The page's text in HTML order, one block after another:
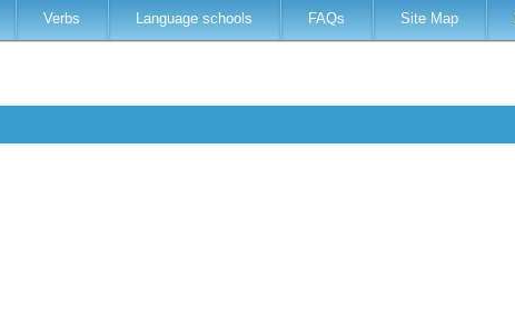
Verbs Language schools FAQs Site Map